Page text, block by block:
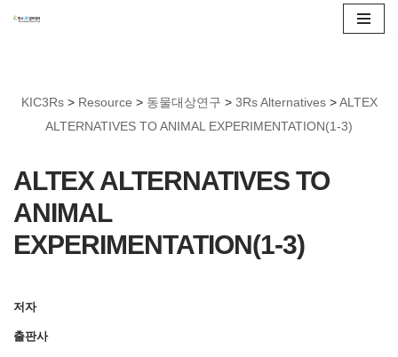
츠
너
뛰
기
KIC3Rs> Resource > 동물대상연구 > 3Rs Alternatives>ALTEX
ALTERNATIVES TO ANIMAL EXPERIMENTATION(1-3)
ALTEX ALTERNATIVES TO
ANIMAL
EXPERIMENTATION(1-3)
저자
출판사